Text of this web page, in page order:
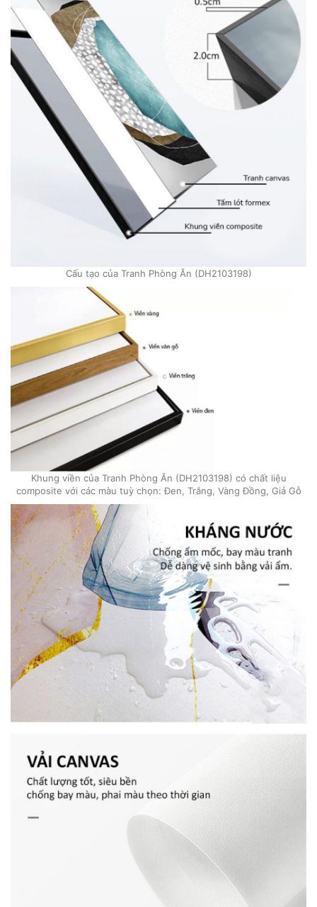
Cấu tạo của Tranh Phòng Ăn (DH2103198)
Khung viền của Tranh Phòng Ăn (DH2103198) có chất liệu
composite với các màu tuỳ chọn: Đen, Trắng, Vàng Đồng, Giả Gỗ